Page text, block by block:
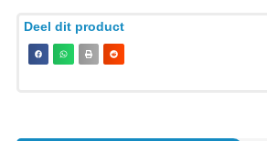
Deel dit product